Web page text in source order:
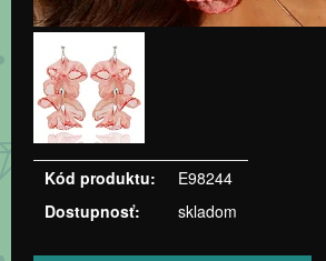
Kód produktu:
E98244
Dostupnosť:
skladom